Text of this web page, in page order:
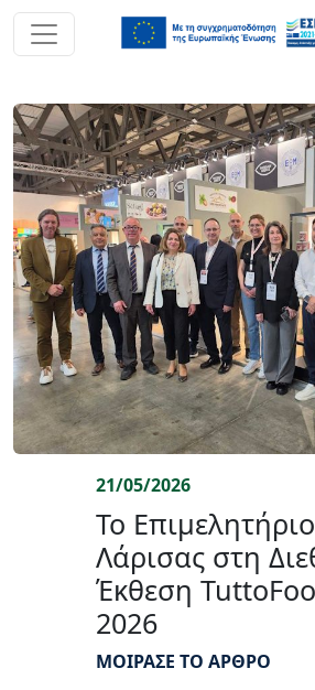
21/05/2026
Το Επιμελητήριο
Λάρισας στη
Έκθεση
2026
ΜΟΙΡΑΣΕ ΤΟ ΑΡΘΡΟ